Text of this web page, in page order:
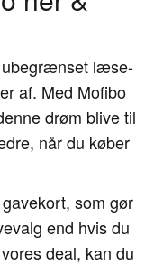
ubegrænset læse-
af. Med Mofibo
drøm blive til
når du køber
som gør
end hvis du
deal, kan du